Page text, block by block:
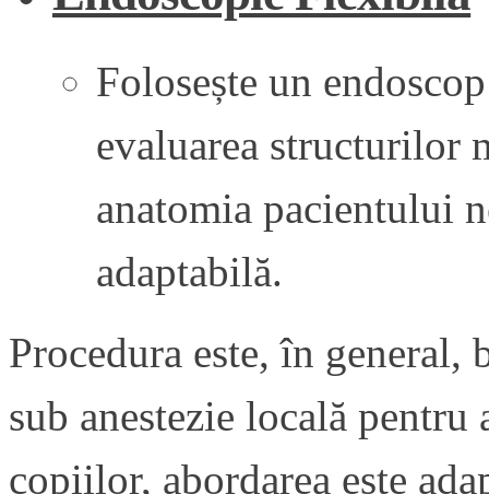
Folosește un
evaluarea structurilor
anatomia pacientului
adaptabilă.
Procedura este, în general,
sub anestezie locală
copiilor, abordarea este